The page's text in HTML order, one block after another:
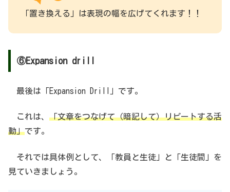
「置き換える」は表現の幅を広げてくれます！！
⑥Expansion drill
最後は「Expansion Drill」です。
これは、 「文章をつなげて（暗記して）リピートする活
動」です。
それでは具体例として、「教員と生徒」と「生徒間」を
見ていきましょう。